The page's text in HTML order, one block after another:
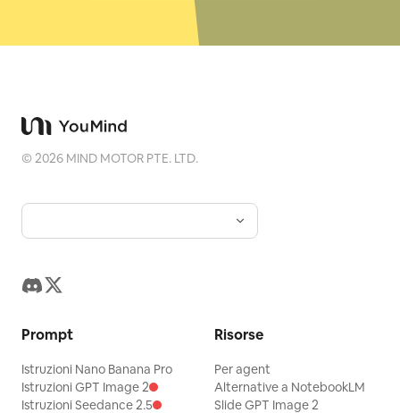
©2026 MIND MOTOR PTE. LTD.
Prompt
Istruzioni Nano Banana Pro
Istruzioni GPT Image 2
Istruzioni Seedance 2.5
Risorse
Per agent
Alternative a NotebookLM
Slide GPT Image 2